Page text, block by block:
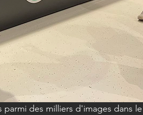
des milliers d'images dans le